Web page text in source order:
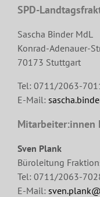
SPD-
Sascha Binder MdL
Konrad-Adenauer-
70173 Stuttgart
Tel: 0711/2063-
E-Mail:
Mitarbeiter:innen
Sven Plank
Büroleitung
Tel: 0711/2063-
E-Mail: